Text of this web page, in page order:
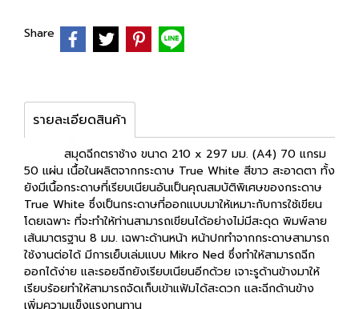
Share
รายละเอียดสินค้า
สมุดฉีกตราช้าง ขนาด 210 x 297 มม. (A4) 70 แกรม
50 แผ่น เนื้อในผลิตจากกระดาษ True White สีขาว สะอาดตา ทั้ง
ยังมีเนื้อกระดาษที่เรียบเนียนอันเป็นคุณสมบัติพิเศษของกระดาษ
True White ซึ่งเป็นกระดาษที่ออกแบบมาให้เหมาะกับการใช้เขียน
โดยเฉพาะ ที่จะทำให้ท่านสามารถเขียนได้อย่างไม่มีสะดุด พิมพ์ลาย
เส้นมาตรฐาน 8 มม. เฉพาะด้านหน้า หน้าปกทำจากกระดาษสามารถ
ใช้งานต่อได้ มีการเย็บเล่มแบบ Mikro Ned ซึ่งทำให้สามารถฉีก
ออกได้ง่าย และรอยฉีกยังเรียบเนียนอีกด้วย เจาะรูด้านข้างมาให้
เรียบร้อยทำให้สามารถจัดเก็บเข้าแฟ้มได้สะดวก และฉีกด้านข้าง
เพิ่มความแข็งแรงทนทาน